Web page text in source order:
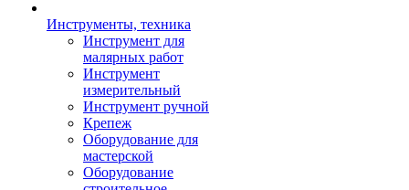
Инструменты, техника
Инструмент для
малярных работ
Инструмент
измерительный
Инструмент ручной
Крепеж
Оборудование для
мастерской
Оборудование